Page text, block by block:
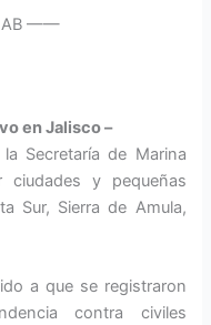
——
en Jalisco –
Secretaría de Marina
ciudades y pequeñas
Sur, Sierra de Amula,
a que se registraron
contra civiles